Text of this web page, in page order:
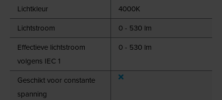
Lichtkleur
4000K
Lichtstroom
0 - 530 lm
Effectieve lichtstroom
volgens IEC 1
0 - 530 lm
Geschikt voor constante
spanning